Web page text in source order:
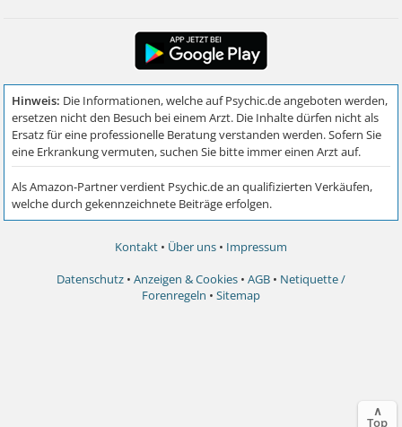
Kontakt • Über uns • Impressum
Datenschutz • Anzeigen & Cookies • AGB • Netiquette /
Forenregeln • Sitemap
∧
Top